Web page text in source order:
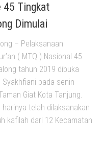
45 Tingkat
Dimulai
– Pelaksanaan
( MTQ ) Nasional 45
tahun 2019 dibuka
Syakhfiani pada senin
Giat Kota Tanjung.
telah dilaksanakan
kafilah dari 12 Kecamatan